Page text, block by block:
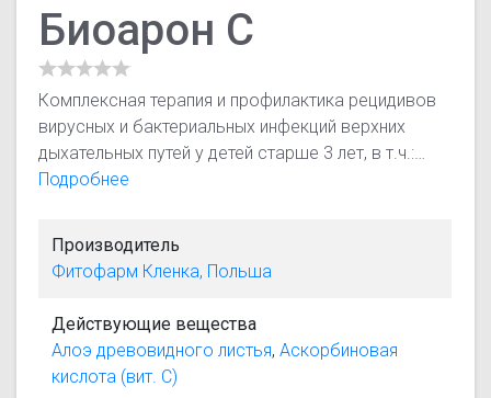
Биоарон C
Комплексная терапия и профилактика рецидивов
вирусных и бактериальных инфекций верхних
дыхательных путей у детей старше 3 лет, в т.ч.:
фарингит; тонзиллит; ринит; ларингит;
Подробнее
Производитель
Фитофарм Кленка, Польша
Действующие вещества
Алоэ древовидного листья,Аскорбиновая
кислота (вит. С)